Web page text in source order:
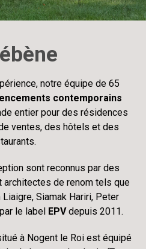
notre équipe de 65
contemporains
entier pour des résidences
ventes, des hôtels et des
sont reconnus par des
de renom tels que
Siamak Hariri, Peter
le label EPVdepuis 2011.
à Nogent le Roi est équipé